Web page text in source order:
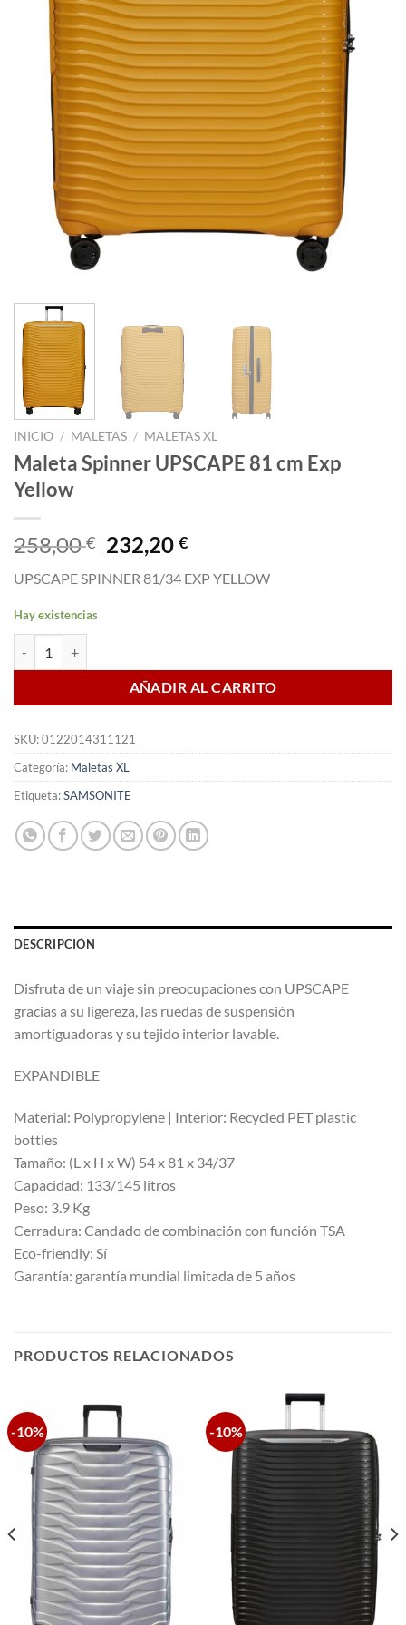
INICIO / MALETAS / MALETAS XL
Maleta Spinner UPSCAPE 81 cm Exp
Yellow
258,00€ El
precio
original
232,20€El
actual
UPSCAPE SPINNER 81/34 EXP YELLOW
Hay existencias
AÑADIR AL CARRITO
SKU:0122014311121
Categoría: Maletas XL
Etiqueta:SAMSONITE
DESCRIPCIÓN
Disfruta de un viaje sin preocupaciones con UPSCAPE
gracias a su ligereza, las ruedas de suspensión
amortiguadoras y su tejido interior lavable.
EXPANDIBLE
Material: Polypropylene | Interior: Recycled PET plastic
bottles
Tamaño: (L x H x W) 54 x 81 x 34/37
Capacidad: 133/145 litros
Peso: 3.9 Kg
Cerradura: Candado de combinación con función TSA
Eco-friendly: Sí
Garantía: garantía mundial limitada de 5 años
PRODUCTOS RELACIONADOS
-10% -10%